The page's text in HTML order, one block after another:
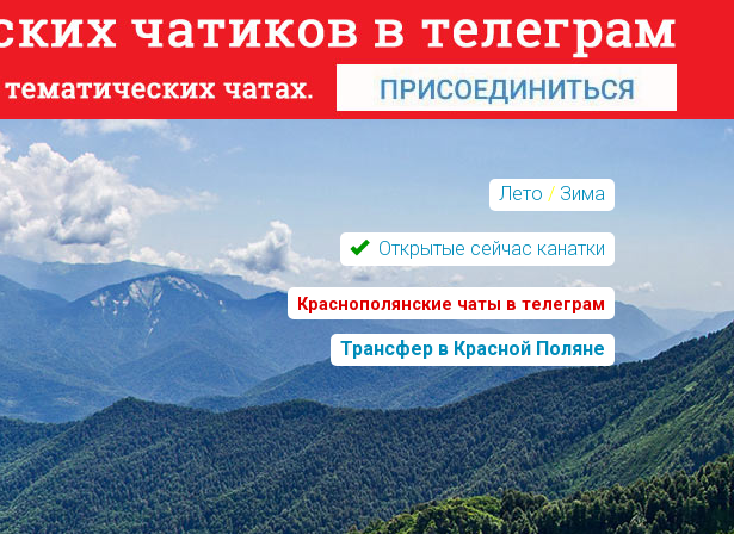
Лето / Зима
Открытые сейчас канатки
Краснополянские чаты в телеграм
Трансфер в Красной Поляне